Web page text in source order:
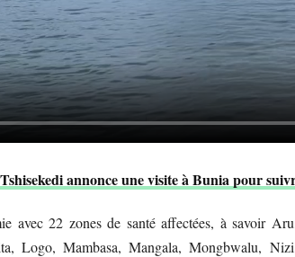
annonce une visite à Bunia pour
avec 22 zones de santé affectées, à savoir
Logo, Mambasa, Mangala, Mongbwalu,